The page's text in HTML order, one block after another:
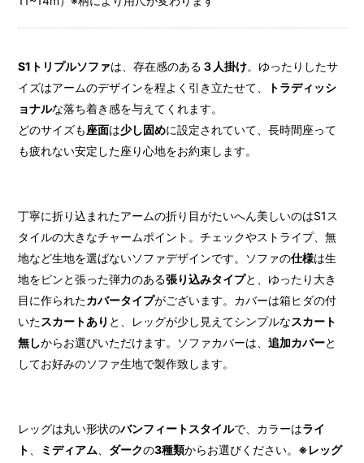
S1トリプルソファは、存在感のある ３人掛け。ゆったりしたサ
イズはアームのデザインを程よく引き立たせて、
トラディッシ
ョナルな落ち着き感を与えてくれます。
どのサイズも座面は少し固めに設定されていて、長時間座って
も疲れない安定した座り心地をお約束します。
丁寧に折り込まれたアームの折り目がたいへん美しいのはS1ス
タイルの大きなチャームポイント。チェックやストライプ、無
地など生地を選ばないソファデザインです。ソファの仕様は生
地をピンと張った弾力のある張り込みタイプと、ゆったり大き
目に作られたカバータイプがございます。カバーは箱ヒダの付
いたスカートあり と、レッグが少し見えてシンプルなスカート
無しからお選びいただけます。ソファカバーは、追加カバーと
してお好みのソファ生地で製作致します。
レッグは丸い形状のバンフィートスタイルで、カラーはライ
ト
ミディアム ダークの3種類からお選びください。 ※レッグ